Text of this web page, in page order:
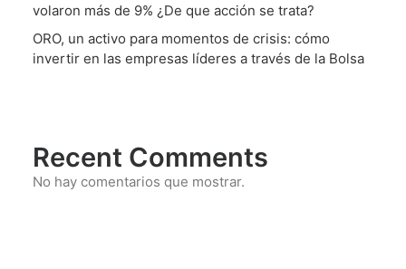
volaron más de 9% ¿De que acción se trata?
ORO, un activo para momentos de crisis: cómo
invertir en las empresas líderes a través de la Bolsa
Recent Comments
No hay comentarios que mostrar.